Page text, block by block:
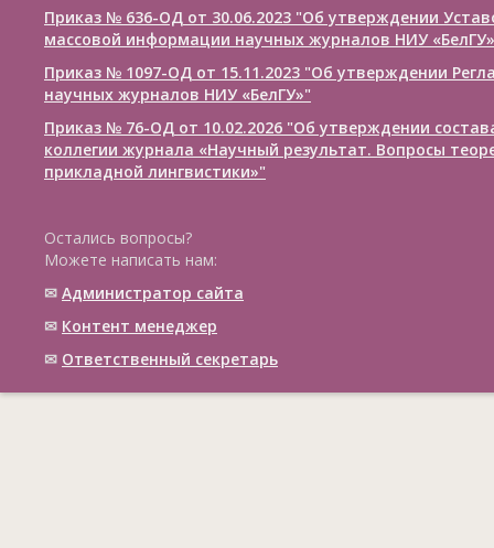
Приказ № 636-ОД от 30.06.2023 "Об утверждении
массовой информации научных журналов НИУ «БелГУ»
Приказ № 1097-ОД от 15.11.2023 "Об утверждении
научных журналов НИУ «БелГУ»"
Приказ № 76-ОД от 10.02.2026 "Об утверждении
коллегии журнала «Научный результат. Вопросы
прикладной лингвистики»"
Остались вопросы?
Можете написать нам:
✉ Администратор сайта
✉ Контент менеджер
✉ Ответственный cекретарь